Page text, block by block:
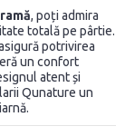
, poți admira
totală pe pârtie.
potrivirea
un confort
atent și
Qunature un